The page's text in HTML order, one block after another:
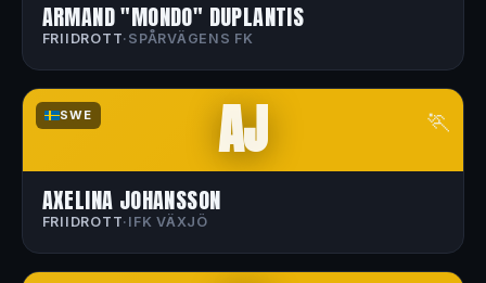
ARMAND "MONDO" DUPLANTIS
FRIIDROTT· SPÅRVÄGENS FK
SWE 🏃
AJ
AXELINA JOHANSSON
FRIIDROTT· IFK VÄXJÖ